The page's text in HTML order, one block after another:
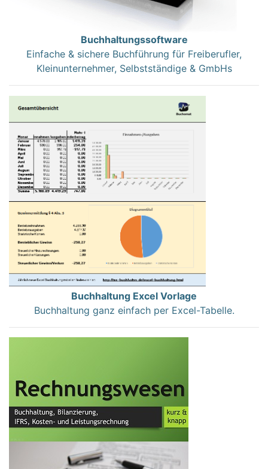
Buchhaltungssoftware
Einfache & sichere Buchführung für Freiberufler,
Kleinunternehmer, Selbstständige & GmbHs
Buchhaltung Excel Vorlage
Buchhaltung ganz einfach per Excel-Tabelle.